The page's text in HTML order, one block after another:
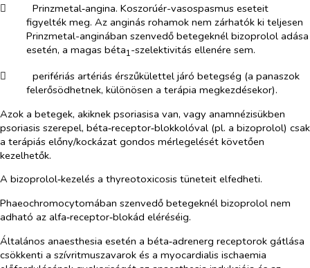
​
Prinzmetal‑angina. Koszorúér-vasospasmus eseteit
figyelték meg. Az anginás rohamok nem zárhatók ki teljesen
Prinzmetal-anginában szenvedő betegeknél bizoprolol adása
esetén, a magas béta1-szelektivitás ellenére sem.
​
perifériás artériás érszűkülettel járó betegség (a panaszok
felerősödhetnek, különösen a terápia megkezdésekor).
Azok a betegek, akiknek psoriasisa van, vagy anamnézisükben
psoriasis szerepel, béta‑receptor‑blokkolóval (pl. a bizoprolol) csak
a terápiás előny/kockázat gondos mérlegelését követően
kezelhetők.
A bizoprolol‑kezelés a thyreotoxicosis tüneteit elfedheti.
Phaeochromocytomában szenvedő betegeknél bizoprolol nem
adható az alfa‑receptor‑blokád eléréséig.
Általános anaesthesia esetén a béta‑adrenerg receptorok gátlása
csökkenti a szívritmuszavarok és a myocardialis ischaemia